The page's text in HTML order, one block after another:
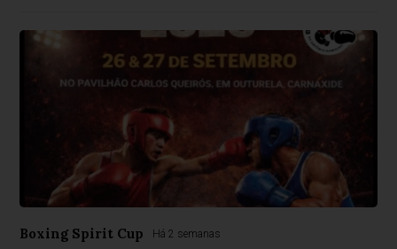
Boxing Spirit Cup Há 2 semanas